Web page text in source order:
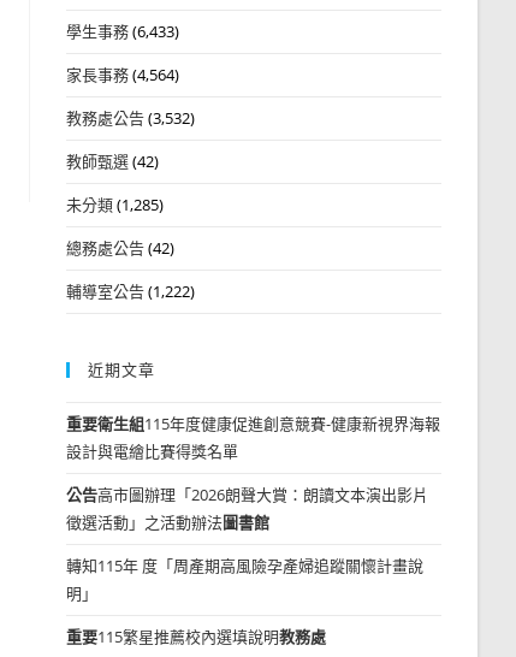
學生事務(6,433)
家長事務(4,564)
教務處公告(3,532)
教師甄選(42)
未分類(1,285)
總務處公告(42)
輔導室公告(1,222)
近期文章
重要衛生組115年度健康促進創意競賽-健康新視界海報
設計與電繪比賽得獎名單
公告高市圖辦理「2026朗聲大賞：朗讀文本演出影片
徵選活動」之活動辦法圖書館
轉知115年 度「周產期高風險孕產婦追蹤關懷計畫說
明」
重要115繁星推薦校內選填說明教務處